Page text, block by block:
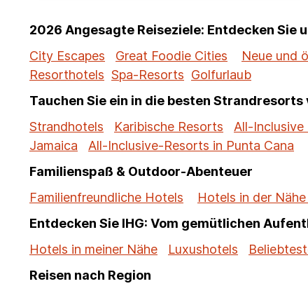
2026 Angesagte Reiseziele: Entdecken Sie
City Escapes
Great Foodie Cities Neue und
Resorthotels Spa-Resorts Golfurlaub
Tauchen Sie ein in die besten Strandresorts
Strandhotels
Karibische Resorts All-Inclusive
Jamaica
All-Inclusive-Resorts in Punta Cana
Familienspaß & Outdoor-Abenteuer
Familienfreundliche Hotels
Hotels in der
Entdecken Sie IHG: Vom gemütlichen
Hotels in meiner Nähe
Luxushotels
Reisen nach Region